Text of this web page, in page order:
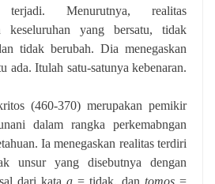
terjadi. Menurutnya, realitas
keseluruhan yang bersatu, tidak
tidak berubah. Dia menegaskan
ada. Itulah satu-satunya kebenaran.
(460-370) merupakan pemikir
dalam rangka perkemabngan
Ia menegaskan realitas terdiri
unsur yang disebutnya dengan